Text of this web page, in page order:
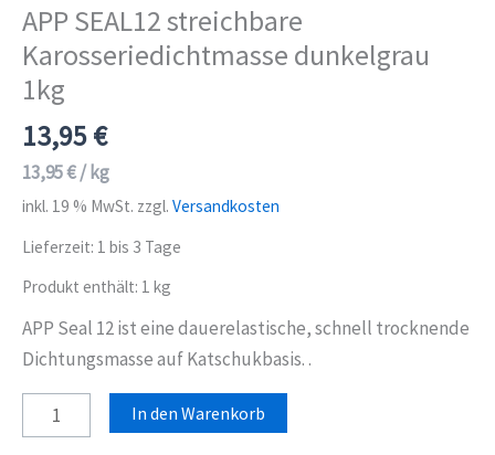
APP SEAL12 streichbare
Karosseriedichtmasse dunkelgrau
1kg
13,95€
13,95€/kg
inkl. 19 % MwSt. zzgl. Versandkosten
Lieferzeit: 1 bis 3 Tage
Produkt enthält: 1 kg
APP Seal 12 ist eine dauerelastische, schnell trocknende
Dichtungsmasse auf Katschukbasis. .
SEAL12
In den Warenkorb